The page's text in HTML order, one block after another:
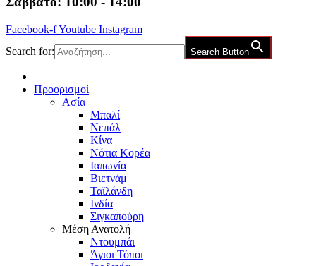
Facebook-fYoutube Instagram
Search for:
Search Button
Προορισμοί
Ασία
Μπαλί
Νεπάλ
Κίνα
Νότια Κορέα
Ιαπωνία
Βιετνάμ
Ταϊλάνδη
Ινδία
Σιγκαπούρη
Μέση Ανατολή
Ντουμπάι
Άγιοι Τόποι